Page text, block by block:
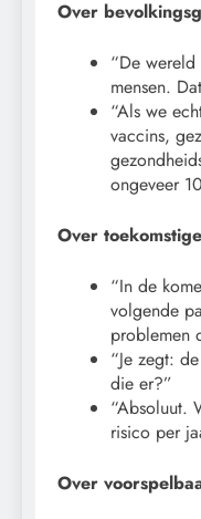
Over
“De
mensen.
“Als we
vaccins,
ongeveer
Over
“In de
volgende
problemen
“Je zegt:
die er?”
“Absoluut.
risico per
Over